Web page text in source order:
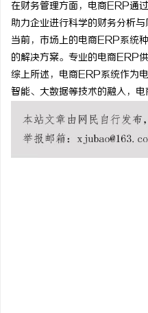
在财务管理方面，电商ERP通
助力企业进行科学的财务分析与
当前，市场上的电商ERP系统
的解决方案。专业的电商ERP
综上所述，电商ERP系统作为
智能、大数据等技术的融入，